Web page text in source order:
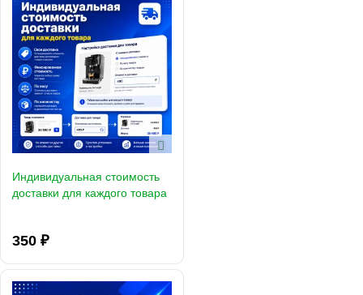
Индивидуальная стоимость
доставки для каждого товара
350 ₽